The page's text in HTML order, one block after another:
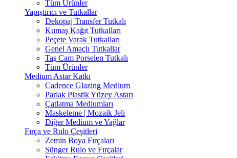
Tüm Ürünler
Yapıştırıcı ve Tutkallar
Dekopaj Transfer Tutkalı
Kumaş Kağıt Tutkalları
Peçete Varak Tutkalları
Genel Amaçlı Tutkallar
Taş Cam Porselen Tutkalı
Tüm Ürünler
Medium Astar Katkı
Cadence Glazing Medium
Parlak Plastik Yüzey Astarı
Çatlatma Mediumları
Maskeleme | Mozaik Jeli
Diğer Medium ve Yağlar
Fırça ve Rulo Çeşitleri
Zemin Boya Fırçaları
Sünger Rulo ve Fırçalar